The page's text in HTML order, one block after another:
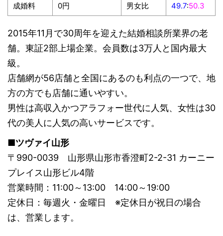
成婚料 0円 男女比 49.7:50.3
2015年11月で30周年を迎えた結婚相談所業界の老
舗。東証2部上場企業。会員数は3万人と国内最大
級。
店舗網が56店舗と全国にあるのも利点の一つで、地
方の方でも店舗に通いやすい。
男性は高収入かつアラフォー世代に人気、女性は30
代の美人に人気の高いサービスです。
■ツヴァイ山形
〒990-0039 山形県山形市香澄町2-2-31 カーニー
プレイス山形ビル4階
営業時間：11:00～13:00 14:00～19:00
定休日：毎週火・金曜日 ※定休日が祝日の場合
は、営業します。